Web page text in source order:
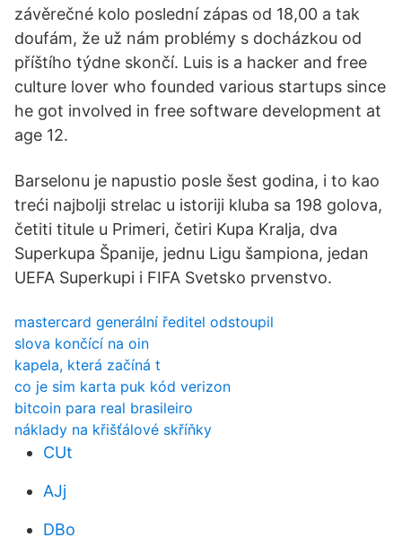
závěrečné kolo poslední zápas od 18,00 a tak
doufám, že už nám problémy s docházkou od
příštího týdne skončí. Luis is a hacker and free
culture lover who founded various startups since
he got involved in free software development at
age 12.
Barselonu je napustio posle šest godina, i to kao
treći najbolji strelac u istoriji kluba sa 198 golova,
četiti titule u Primeri, četiri Kupa Kralja, dva
Superkupa Španije, jednu Ligu šampiona, jedan
UEFA Superkupi i FIFA Svetsko prvenstvo.
mastercard generální ředitel odstoupil
slova končící na oin
kapela, která začíná t
co je sim karta puk kód verizon
bitcoin para real brasileiro
náklady na křišťálové skříňky
CUt
AJj
DBo